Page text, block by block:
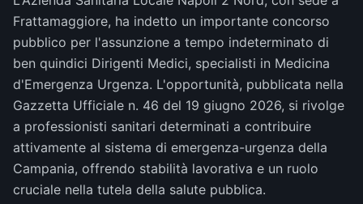
Frattamaggiore, ha indetto un importante concorso
pubblico per l'assunzione a tempo indeterminato di
ben quindici Dirigenti Medici, specialisti in Medicina
d'Emergenza Urgenza. L'opportunità, pubblicata nella
Gazzetta Ufficiale n. 46 del 19 giugno 2026, si rivolge
a professionisti sanitari determinati a contribuire
attivamente al sistema di emergenza-urgenza della
Campania, offrendo stabilità lavorativa e un ruolo
cruciale nella tutela della salute pubblica.